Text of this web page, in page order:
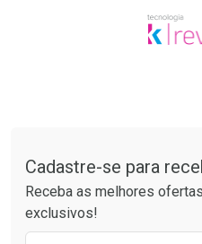
Ativar Desconto
Comprar sem Desconto
Comprar sem Desconto
Por R$ 49,27/cada
Cadastre-se para
Receba as melhores
exclusivos!